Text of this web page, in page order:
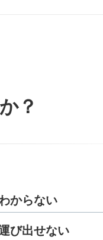
？
からない
び出せない